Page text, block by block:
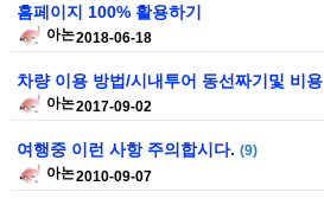
홈페이지 100% 활용하기
아논2018-06-18
차량 이용 방법/시내투어 동선짜기및 비용
아논2017-09-02
여행중 이런 사항 주의합시다. (9)
아논2010-09-07